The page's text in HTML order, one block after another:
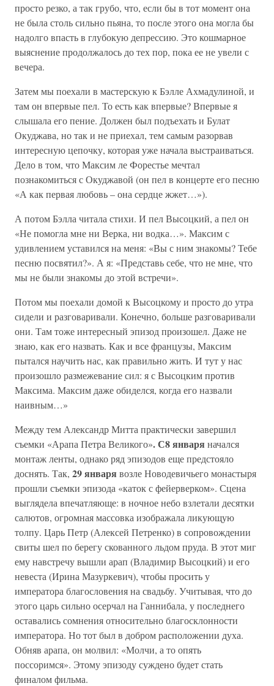
просто резко, а так грубо, что, если бы в тот момент она
не была столь сильно пьяна, то после этого она могла бы
надолго впасть в глубокую депрессию. Это кошмарное
выяснение продолжалось до тех пор, пока ее не увели с
вечера.
Затем мы поехали в мастерскую к Бэлле Ахмадулиной, и
там он впервые пел. То есть как впервые? Впервые я
слышала его пение. Должен был подъехать и Булат
Окуджава, но так и не приехал, тем самым разорвав
интересную цепочку, которая уже начала выстраиваться.
Дело в том, что Максим ле Форестье мечтал
познакомиться с Окуджавой (он пел в концерте его песню
«А как первая любовь – она сердце жжет…»).
А потом Бэлла читала стихи. И пел Высоцкий, а пел он
«Не помогла мне ни Верка, ни водка…». Максим с
удивлением уставился на меня: «Вы с ним знакомы? Тебе
песню посвятил?». А я: «Представь себе, что не мне, что
мы не были знакомы до этой встречи».
Потом мы поехали домой к Высоцкому и просто до утра
сидели и разговаривали. Конечно, больше разговаривали
они. Там тоже интересный эпизод произошел. Даже не
знаю, как его назвать. Как и все французы, Максим
пытался научить нас, как правильно жить. И тут у нас
произошло размежевание сил: я с Высоцким против
Максима. Максим даже обиделся, когда его назвали
наивным…»
Между тем Александр Митта практически завершил
съемки «Арапа Петра Великого». С8 января начался
монтаж ленты, однако ряд эпизодов еще предстояло
доснять. Так, 29 января возле Новодевичьего монастыря
прошли съемки эпизода «каток с фейерверком». Сцена
выглядела впечатляюще: в ночное небо взлетали десятки
салютов, огромная массовка изображала ликующую
толпу. Царь Петр (Алексей Петренко) в сопровождении
свиты шел по берегу скованного льдом пруда. В этот миг
ему навстречу вышли арап (Владимир Высоцкий) и его
невеста (Ирина Мазуркевич), чтобы просить у
императора благословения на свадьбу. Учитывая, что до
этого царь сильно осерчал на Ганнибала, у последнего
оставались сомнения относительно благосклонности
императора. Но тот был в добром расположении духа.
Обняв арапа, он молвил: «Молчи, а то опять
поссоримся». Этому эпизоду суждено будет стать
финалом фильма.